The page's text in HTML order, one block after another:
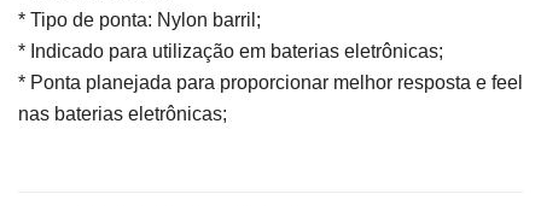
* Tipo de ponta: Nylon barril;
* Indicado para utilização em baterias eletrônicas;
* Ponta planejada para proporcionar melhor resposta e feel
nas baterias eletrônicas;